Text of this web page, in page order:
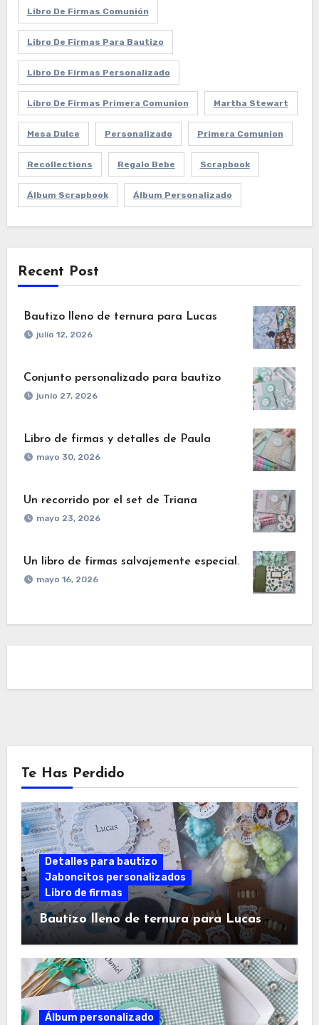
Libro De Firmas Comunión
Libro De Firmas Para Bautizo
Libro De Firmas Personalizado
Libro De Firmas Primera Comunion Martha Stewart
Mesa Dulce Personalizado Primera Comunion
Recollections Regalo Bebe Scrapbook
Álbum Scrapbook Álbum Personalizado
Recent Post
Bautizo lleno de ternura para Lucas
julio 12, 2026
Conjunto personalizado para bautizo
junio 27, 2026
Libro de firmas y detalles de Paula
mayo 30, 2026
Un recorrido por el set de Triana
mayo 23, 2026
Un libro de firmas salvajemente especial.
mayo 16, 2026
Te Has Perdido
Detalles para bautizo
Jaboncitos personalizados
Libro de firmas
Bautizo lleno de ternura para Lucas
Álbum personalizado